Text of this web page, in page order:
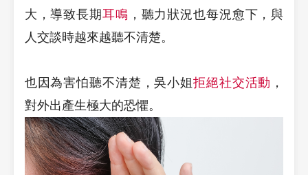
大，導致長期耳鳴 ，聽力狀況也每況愈下，與
人交談時越來越聽不清楚。
也因為害怕聽不清楚，吳小姐拒絕社交活動 ，
對外出產生極大的恐懼。